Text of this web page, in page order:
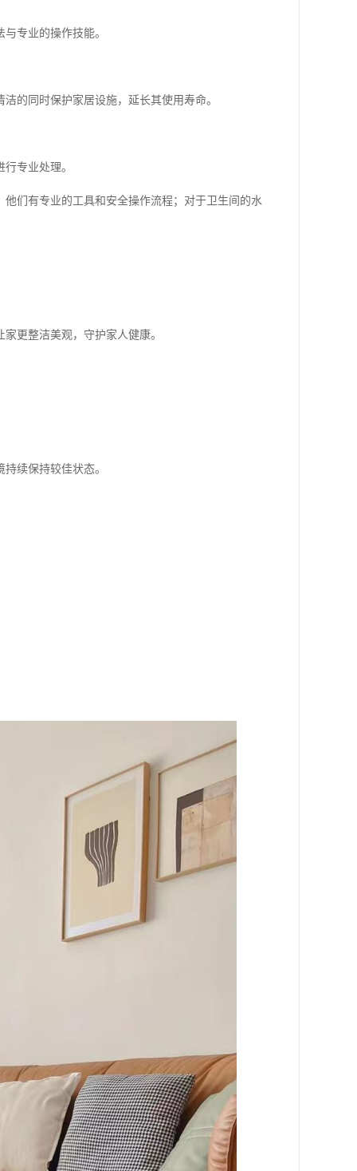
专业的操作技能。
的同时保护家居设施，延长其使用寿命。
专业处理。
们有专业的工具和安全操作流程；对于卫生间的水
更整洁美观，守护家人健康。
续保持较佳状态。